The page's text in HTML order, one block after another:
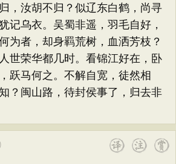
，汝胡不归？似辽东白鹤，尚寻
记乌衣。吴蜀非遥，羽毛自好，
为者，却身羁荒树，血洒芳枝？
世荣华都几时。看锦江好在，卧
跃马何之。不解自宽，徒然相
？闽山路，待封侯事了，归去非